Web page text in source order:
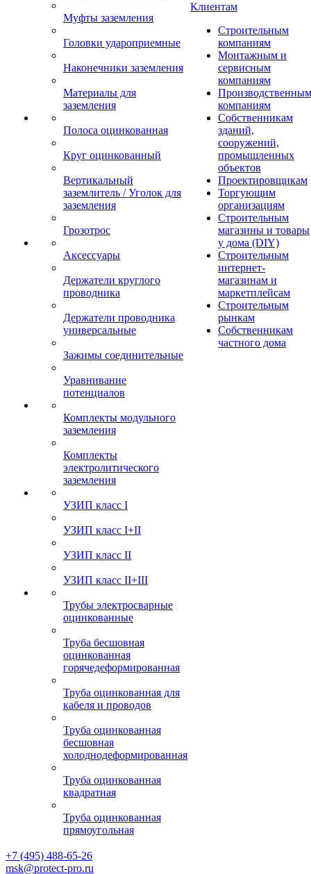
Муфты заземления
Головки удароприемные
Наконечники заземления
Материалы для
заземления
Полоса оцинкованная
Круг оцинкованный
Вертикальный
заземлитель / Уголок для
заземления
Грозотрос
Аксессуары
Держатели круглого
проводника
Держатели проводника
универсальные
Зажимы соединительные
Уравнивание
потенциалов
Комплекты модульного
заземления
Комплекты
электролитического
заземления
УЗИП класс I
УЗИП класс I+II
УЗИП класс II
УЗИП класс II+III
Трубы электросварные
оцинкованные
Труба бесшовная
оцинкованная
горячедеформированная
Труба оцинкованная для
кабеля и проводов
Труба оцинкованная
бесшовная
холоднодеформированная
Труба оцинкованная
квадратная
Труба оцинкованная
прямоугольная
Клиентам
Строительным
компаниям
Монтажным и
сервисным
компаниям
Производственным
компаниям
Собственникам
зданий,
сооружений,
промышленных
объектов
Проектировщикам
Торгующим
организациям
Строительным
магазины и товары
у дома (DIY)
Строительным
интернет-
магазинам и
маркетплейсам
Строительным
рынкам
Собственникам
частного дома
+7 (495) 488-65-26
msk@protect-pro.ru